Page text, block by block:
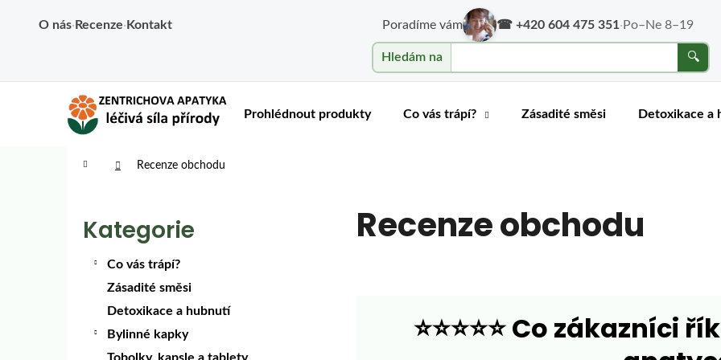
O nás·Recenze·Kontakt Poradíme vám ☎ +420 604 475 351·Po–Ne 8–19
Hledám na 🔍
Prohlédnout produkty Co vás trápí? Zásadité směsi Detoxikace a
Domů Recenze obchodu
Přeskočit kategorie
Kategorie
Co vás trápí?
Zásadité směsi
Detoxikace a hubnutí
Bylinné kapky
Recenze obchodu
⭐️⭐️⭐️⭐️⭐️ Co zákazníci
Košík
Co potřebujete najít?
Doporučujeme